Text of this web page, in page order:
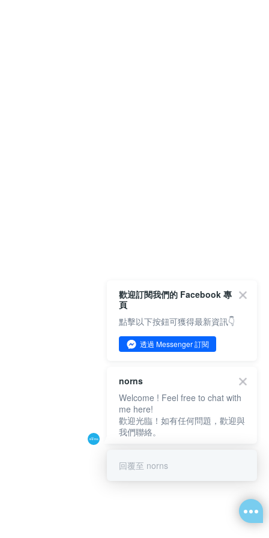
歡迎訂閱我們的 Facebook 專
頁
點擊以下按鈕可獲得最新資訊👇
透過 Messenger 訂閱
norns
Welcome ! Feel free to chat with
me here!
歡迎光臨！如有任何問題，歡迎與
我們聯絡。
回覆至 norns